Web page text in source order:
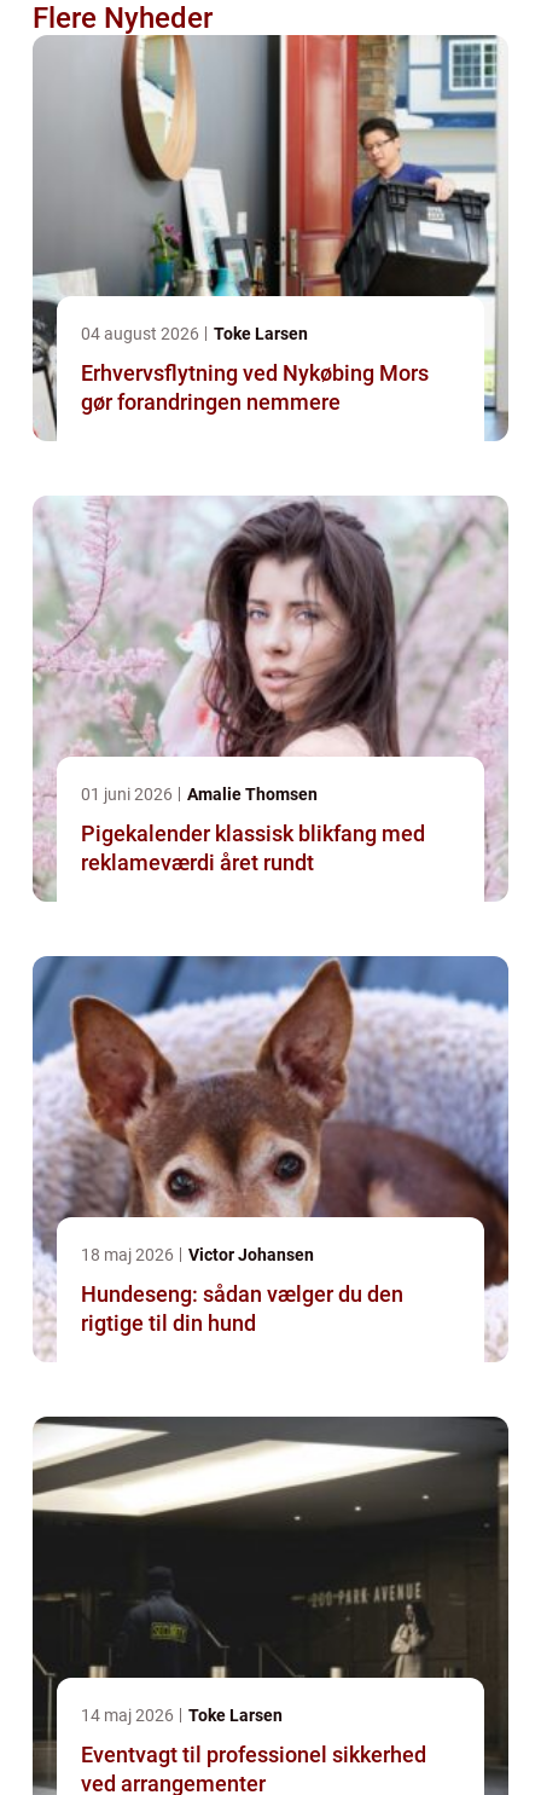
Flere Nyheder
04 august 2026 Toke Larsen
Erhvervsflytning ved Nykøbing Mors
gør forandringen nemmere
01 juni 2026 Amalie Thomsen
Pigekalender klassisk blikfang med
reklameværdi året rundt
18 maj 2026 Victor Johansen
Hundeseng: sådan vælger du den
rigtige til din hund
14 maj 2026 Toke Larsen
Eventvagt til professionel sikkerhed
ved arrangementer